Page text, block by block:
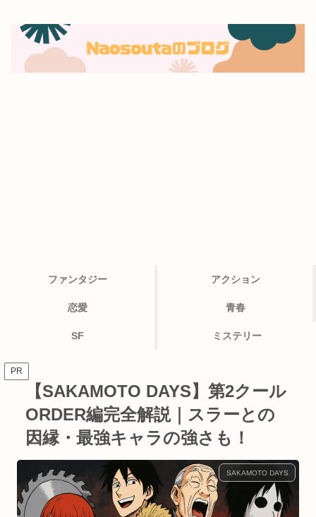
ファンタジー アクション
恋愛 青春
SF ミステリー
PR
【SAKAMOTO DAYS】第2クール
ORDER編完全解説｜スラーとの
因縁・最強キャラの強さも！
SAKAMOTO DAYS